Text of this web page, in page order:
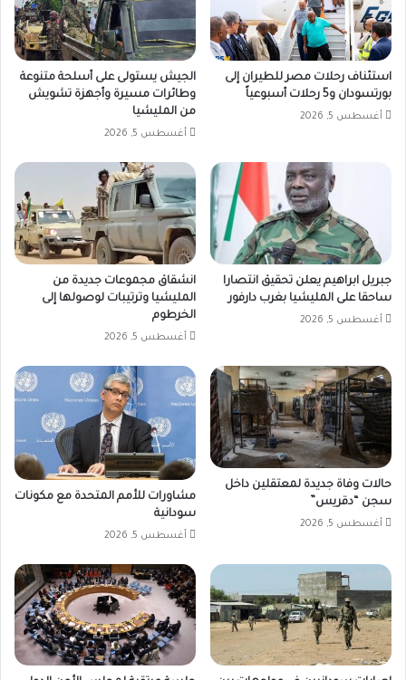
استئناف رحلات مصر للطيران إلى
بورتسودان و5 رحلات أسبوعياً
أغسطس 5, 2026
الجيش يستولى على أسلحة متنوعة
وطائرات مسيرة وأجهزة تشويش
من المليشيا
أغسطس 5, 2026
جبريل ابراهيم يعلن تحقيق انتصارا
ساحقا على المليشيا بغرب دارفور
أغسطس 5, 2026
انشقاق مجموعات جديدة من
المليشيا وترتيبات لوصولها إلى
الخرطوم
أغسطس 5, 2026
حالات وفاة جديدة لمعتقلين داخل
سجن “دقريس”
أغسطس 5, 2026
مشاورات للأمم المتحدة مع مكونات
سودانية
أغسطس 5, 2026